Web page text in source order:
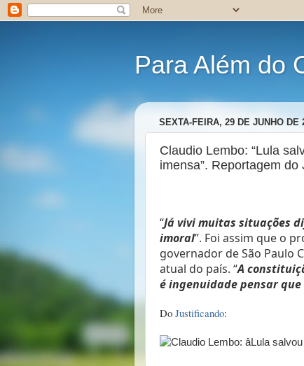
Para Além do
SEXTA-FEIRA, 29 DE JUNHO DE
Claudio Lembo: “Lula
imensa”. Reportagem do
“Já vivi muitas situações
imoral”. Foi assim que o
governador de São Paulo
atual do país. “A
é ingenuidade pensar
Do Justificando: